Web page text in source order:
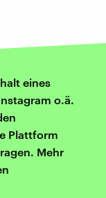
eines
o.ä.
Plattform
Mehr